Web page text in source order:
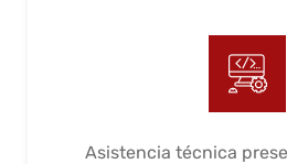
Asistencia técnica